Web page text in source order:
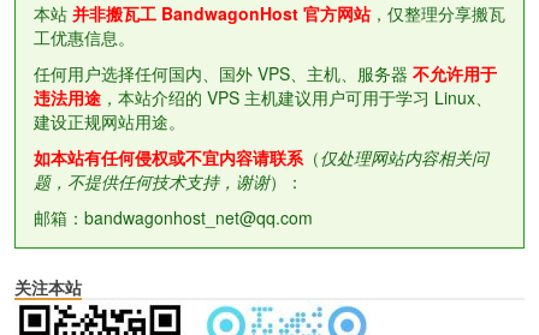
本站 并非搬瓦工 BandwagonHost 官方网站，仅整理分享搬瓦
工优惠信息。
任何用户选择任何国内、国外 VPS、主机、服务器 不允许用于
违法用途 ，本站介绍的 VPS 主机建议用户可用于学习 Linux、
建设正规网站用途。
如本站有任何侵权或不宜内容请联系（仅处理网站内容相关问
题，不提供任何技术支持，谢谢）：
邮箱：bandwagonhost_net@qq.com
关注本站